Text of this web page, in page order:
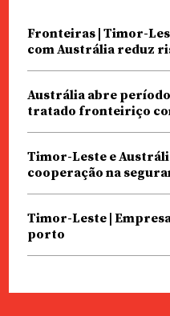
Fronteiras | Timor-
com Austrália reduz
Austrália abre
tratado fronteiriço
Timor-Leste e
cooperação na
Timor-Leste |
porto